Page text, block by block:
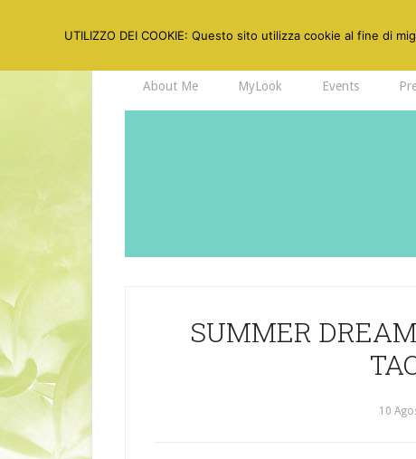
About Me MyLook Events
SUMMER
10
UTILIZZO DEI COOKIE: Questo sito utilizza cookie al fine di